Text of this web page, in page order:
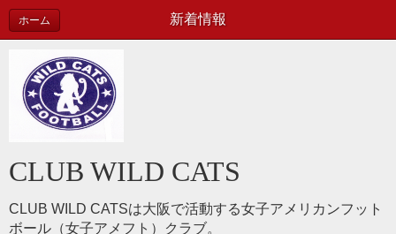
新着情報
ホーム
CLUB WILD CATS
CLUB WILD CATSは大阪で活動する女子アメリカンフット
ボール（女子アメフト）クラブ。